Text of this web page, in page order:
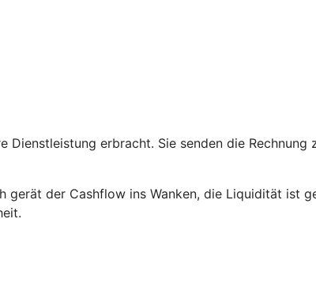
erbracht. Sie senden die
gerät der Cashflow ins Wanken, die Liquidität ist